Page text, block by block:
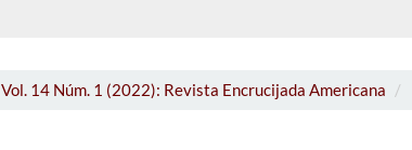
Vol. 14 Núm. 1 (2022): Revista Encrucijada Americana